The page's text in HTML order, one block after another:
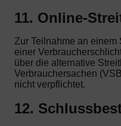
11. Online-
Zur Teilnahme an
einer
über die alternative
Verbrauchersachen
nicht verpflichtet.
12.